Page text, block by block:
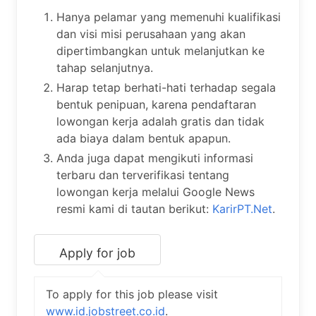
Hanya pelamar yang memenuhi kualifikasi
dan visi misi perusahaan yang akan
dipertimbangkan untuk melanjutkan ke
tahap selanjutnya.
Harap tetap berhati-hati terhadap segala
bentuk penipuan, karena pendaftaran
lowongan kerja adalah gratis dan tidak
ada biaya dalam bentuk apapun.
Anda juga dapat mengikuti informasi
terbaru dan terverifikasi tentang
lowongan kerja melalui Google News
resmi kami di tautan berikut: KarirPT.Net.
To apply for this job please visit
www.id.jobstreet.co.id.